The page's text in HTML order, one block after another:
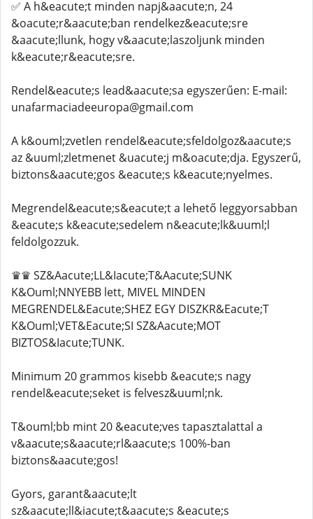
✅ A h&eacute;t minden napj&aacute;n, 24
&oacute;r&aacute;ban rendelkez&eacute;sre
&aacute;llunk, hogy v&aacute;laszoljunk minden
k&eacute;r&eacute;sre.
Rendel&eacute;s lead&aacute;sa egyszerűen: E-mail:
unafarmaciadeeuropa@gmail.com
A k&ouml;zvetlen rendel&eacute;sfeldolgoz&aacute;s
az &uuml;zletmenet &uacute;j m&oacute;dja. Egyszerű,
biztons&aacute;gos &eacute;s k&eacute;nyelmes.
Megrendel&eacute;s&eacute;t a lehető leggyorsabban
&eacute;s k&eacute;sedelem n&eacute;lk&uuml;l
feldolgozzuk.
♛♛ SZ&Aacute;LL&Iacute;T&Aacute;SUNK
K&Ouml;NNYEBB lett, MIVEL MINDEN
MEGRENDEL&Eacute;SHEZ EGY DISZKR&Eacute;T
K&Ouml;VET&Eacute;SI SZ&Aacute;MOT
BIZTOS&Iacute;TUNK.
Minimum 20 grammos kisebb &eacute;s nagy
rendel&eacute;seket is felvesz&uuml;nk.
T&ouml;bb mint 20 &eacute;ves tapasztalattal a
v&aacute;s&aacute;rl&aacute;s 100%-ban
biztons&aacute;gos!
Gyors, garant&aacute;lt
sz&aacute;ll&iacute;t&aacute;s &eacute;s